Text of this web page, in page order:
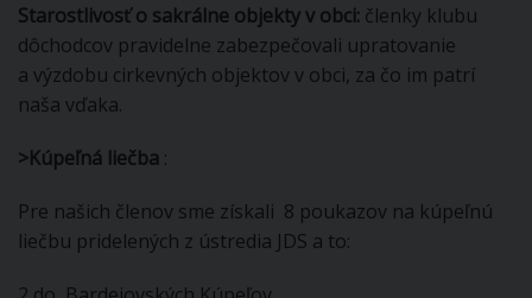
Starostlivosť o sakrálne objekty v obci: členky klubu
dôchodcov pravidelne zabezpečovali upratovanie
a výzdobu cirkevných objektov v obci, za čo im patrí
naša vďaka.
>Kúpeľná liečba :
Pre našich členov sme získali 8 poukazov na kúpeľnú
liečbu pridelených z ústredia JDS a to: